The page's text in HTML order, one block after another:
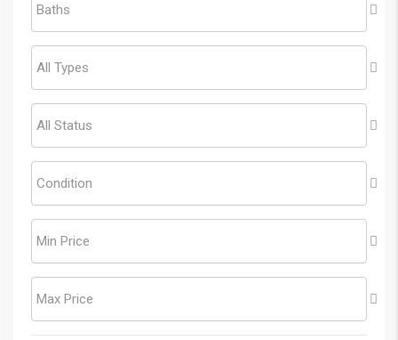
Baths
All Types
All Status
Condition
Min Price
Max Price